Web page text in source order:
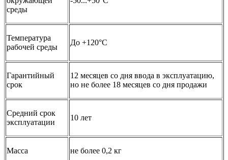
среды
Температура
рабочей среды
До +120°C
Гарантийный
срок
12 месяцев со дня ввода в эксплуатацию,
но не более 18 месяцев со дня продажи
Средний срок
эксплуатации
10 лет
Масса не более 0,2 кг